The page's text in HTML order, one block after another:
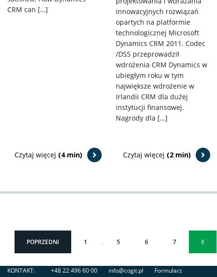
CRM can […]
Czytaj więcej (4 min)
innowacyjnych rozwiązań
opartych na platformie
technologicznej Microsoft
Dynamics CRM 2011. Codec
/DSS przeprowadził
wdrożenia CRM Dynamics w
ubiegłym roku w tym
największe wdrożenie w
Irlandii CRM dla dużej
instytucji finansowej.
Nagrody dla […]
Czytaj więcej (2 min)
POPRZEDNI 1 … 5 6 7 8
KONTAKT: +48 22 496 60 00 info@cogit.pl
Formularz